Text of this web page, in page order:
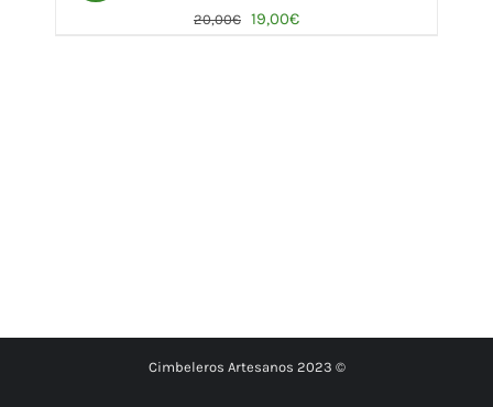
20,00€ 19,00€
Cimbeleros Artesanos 2023 ©